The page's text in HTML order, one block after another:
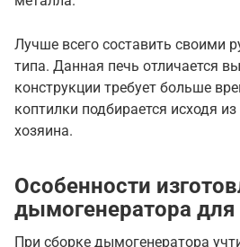
Лучше всего составить своими
типа. Данная печь отличается
конструкции требует больше
коптилки подбирается исходя
хозяина.
Особенности
дымогенератора для
При сборке дымогенератора